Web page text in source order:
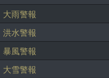
大雨警報
洪水警報
暴風警報
大雪警報